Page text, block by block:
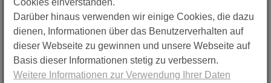
Aktuelle Informationen vom Deutschen Mieterbund Hannover im
Newsbereich
ansehen
Cookies einverstanden.
Darüber hinaus verwenden wir einige Cookies, die dazu
dienen, Informationen über das Benutzerverhalten auf
dieser Webseite zu gewinnen und unsere Webseite auf
Basis dieser Informationen stetig zu verbessern.
Weitere Informationen zur Verwendung Ihrer Daten